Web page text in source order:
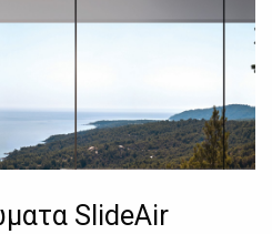
SlideAir